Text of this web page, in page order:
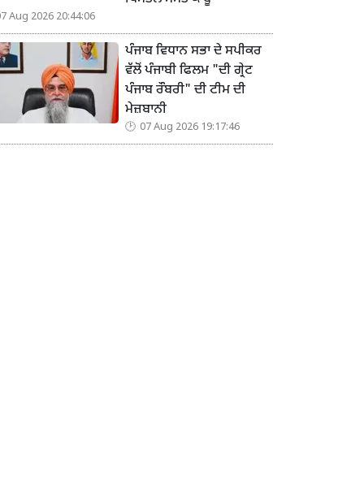
Aug 2026 20:44:06
ਪੰਜਾਬ ਵਿਧਾਨ ਸਭਾ ਦੇ ਸਪੀਕਰ
ਵੱਲੋਂ ਪੰਜਾਬੀ ਫਿਲਮ "ਦੀ ਗ੍ਰੇਟ
ਪੰਜਾਬ ਰੌਬਰੀ" ਦੀ ਟੀਮ ਦੀ
ਮੇਜ਼ਬਾਨੀ
07 Aug 2026 19:17:46